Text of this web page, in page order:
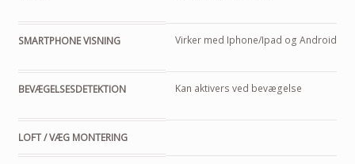
SMARTPHONE VISNING Virker med Iphone/Ipad og Android
BEVÆGELSESDETEKTION Kan aktivers ved bevægelse
LOFT / VÆG MONTERING